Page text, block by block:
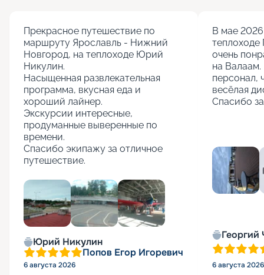
Прекрасное путешествие по
маршруту Ярославль - Нижний
Новгород, на теплоходе Юрий
Никулин.
Насыщенная развлекательная
программа, вкусная еда и
хороший лайнер.
Экскурсии интересные,
продуманные выверенные по
времени.
Спасибо экипажу за отличное
путешествие.
Юрий Никулин
Попов Егор Игоревич
6 августа 2026
В мае
теплоходе
очень
на Валаам.
персонал,
весёлая
Спасибо
Георгий
6 августа 2026